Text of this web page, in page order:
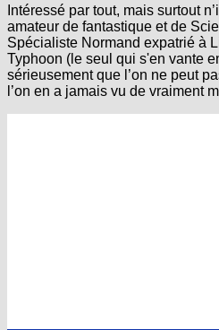
Intéressé par tout, mais surtout
amateur de fantastique et de
Spécialiste Normand expatrié à
Typhoon (le seul qui s'en vante
sérieusement que l’on ne peut
l’on en a jamais vu de vraiment